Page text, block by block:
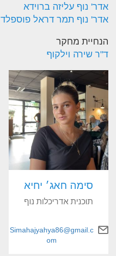
אדר' נוף עליזה ברוידא
אדר' נוף תמר דראל פוספלד
הנחיית מחקר
ד"ר שירה וילקוף
סימה חאג׳ יחיא
תוכנית אדריכלות נוף
Simahajyahya86@gmail.c
om